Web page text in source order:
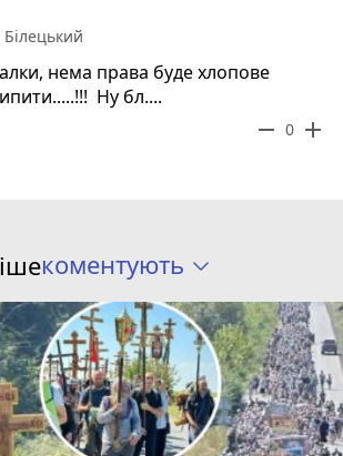
нема права буде хлопове
Ну бл....
remove 0 add
коментують